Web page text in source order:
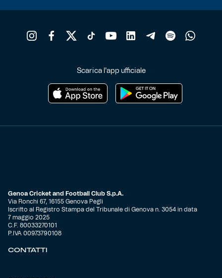
Scarica l'app ufficiale
Genoa Cricket and Football Club S.p.A.
Via Ronchi 67, 16155 Genova Pegli
Iscritto al Registro Stampa del Tribunale di Genova n. 3054 in data
7 maggio 2025
C.F. 80033270101
P.IVA 00973790108
CONTATTI